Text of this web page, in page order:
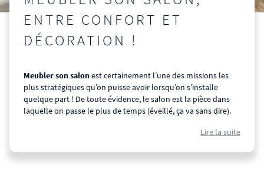
ENTRE CONFORT ET
DÉCORATION !
Meubler son salonest certainement l’une des missions les
plus stratégiques qu’on puisse avoir lorsqu’on s’installe
quelque part ! De toute évidence, le salon est la pièce dans
laquelle on passe le plus de temps (éveillé, ça va sans dire).
beaux moments de partage. Soirées ciné en famille, éclats de
Lire la suite